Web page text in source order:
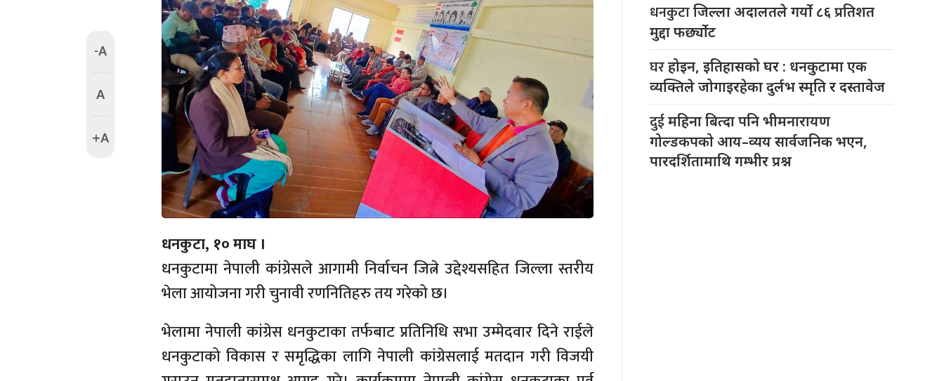
-A
A
+A
धनकुटा, १० माघ ।
धनकुटामा नेपाली कांग्रेसले आगामी निर्वाचन जित्ने उद्देश्यसहित जिल्ला स्तरीय
भेला आयोजना गरी चुनावी रणनितिहरु तय गरेको छ।
भेलामा नेपाली कांग्रेस धनकुटाका तर्फबाट प्रतिनिधि सभा उम्मेदवार दिने राईले
धनकुटाको विकास र समृद्धिका लागि नेपाली कांग्रेसलाई मतदान गरी विजयी
धनकुटाजिल्ला अदालतले गर्यो ८६ प्रतिशत
मुद्दा फर्छ्योट
घरहोइन, इतिहासको घर : धनकुटामा एक
व्यक्तिले जोगाइरहेका दुर्लभ स्मृति र दस्तावेज
दुईमहिना बित्दा पनि भीमनारायण
गोल्डकपको आय–व्यय सार्वजनिक भएन,
पारदर्शितामाथि गम्भीर प्रश्न